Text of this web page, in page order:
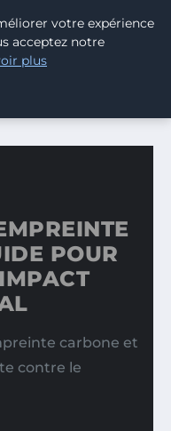
BLOG
: UN GUIDE POUR…
POUR
carbone et
contre le
votre expérience
acceptez notre
plus